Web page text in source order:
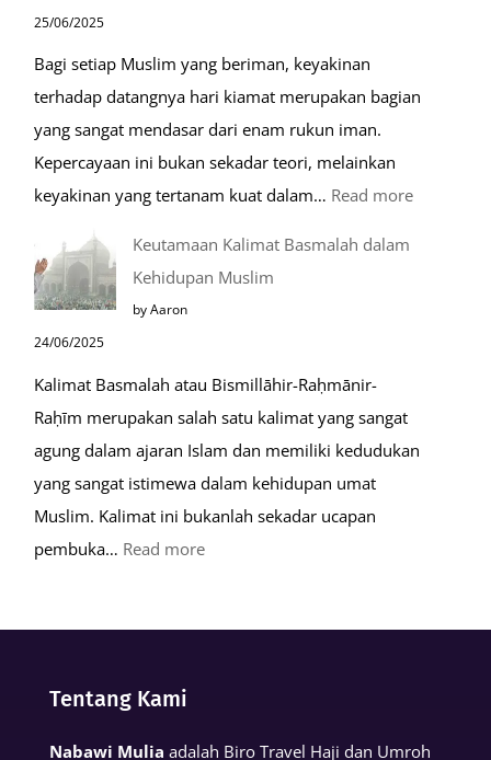
25/06/2025
Bagi setiap Muslim yang beriman, keyakinan
terhadap datangnya hari kiamat merupakan bagian
yang sangat mendasar dari enam rukun iman.
Kepercayaan ini bukan sekadar teori, melainkan
keyakinan yang tertanam kuat dalam… Read more:
Keutamaan Kalimat Basmalah dalam
Kehidupan Muslim
by Aaron
24/06/2025
Kalimat Basmalah atau Bismillāhir-Raḥmānir-
Raḥīm merupakan salah satu kalimat yang sangat
agung dalam ajaran Islam dan memiliki kedudukan
yang sangat istimewa dalam kehidupan umat
Muslim. Kalimat ini bukanlah sekadar ucapan
pembuka… Read more:
Muslim
Tentang Kami
Nabawi Mulia adalah Biro Travel Haji dan Umroh